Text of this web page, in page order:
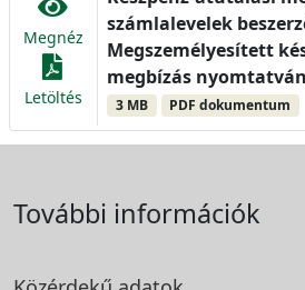
Megnéz
Letöltés
számlalevelek
Megszemélyesített
megbízás
3 MB PDF dokumentum
További információk